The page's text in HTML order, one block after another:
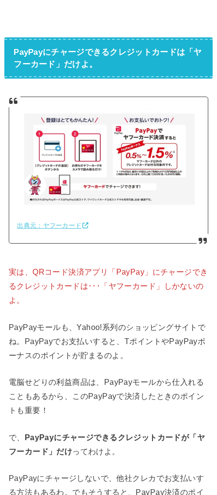
PayPayにチャージできるクレジットカードは「ヤ
フーカード」だけよ。
出典元：ヤフーカード
実は、QRコード決済アプリ「PayPay」にチャージでき
るクレジットカードは･･･「ヤフーカード」しかないの
よ。
PayPayモールも、Yahoo!系列のショッピングサイトで
ね。PayPayでお支払いすると、TポイントやPayPayボ
ーナスのポイントが貯まるのよ。
電脳せどりの利益商品は、PayPayモールから仕入れる
こともあるから、このPayPayで決済したときのポイン
トも重要！
で、 PayPayにチャージできるクレジットカードが「ヤ
フーカード」だけってわけよ。
PayPayにチャージしないで、他社クレカでお支払いす
る方法もあるわ。でもそうすると、PayPay決済のポイ